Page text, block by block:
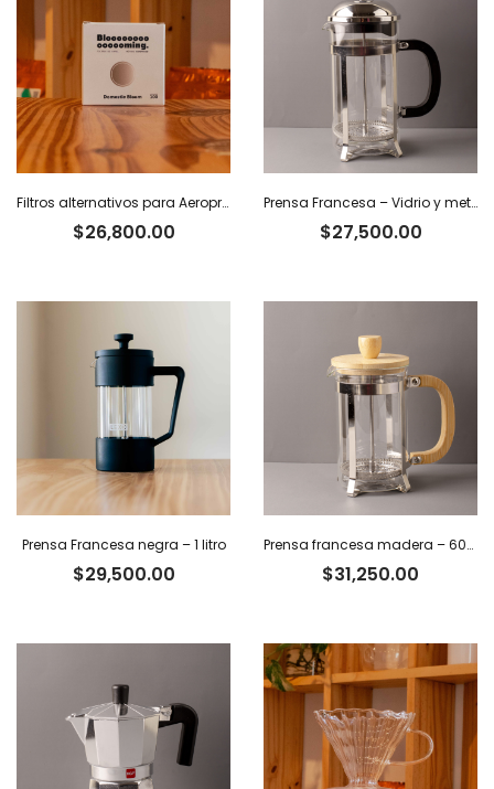
Filtros alternativos para Aeropress x 100 u.
$26,800.00
Prensa Francesa – Vidrio y metal. 350 ml
$27,500.00
Prensa Francesa negra – 1 litro
$29,500.00
Prensa francesa madera – 600 ml
$31,250.00